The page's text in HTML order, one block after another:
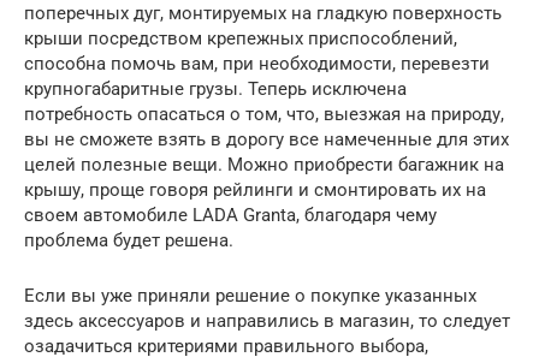
поперечных дуг, монтируемых на гладкую поверхность
крыши посредством крепежных приспособлений,
способна помочь вам, при необходимости, перевезти
крупногабаритные грузы. Теперь исключена
потребность опасаться о том, что, выезжая на природу,
вы не сможете взять в дорогу все намеченные для этих
целей полезные вещи. Можно приобрести багажник на
крышу, проще говоря рейлинги и смонтировать их на
своем автомобиле LADA Granta, благодаря чему
проблема будет решена.
Если вы уже приняли решение о покупке указанных
здесь аксессуаров и направились в магазин, то следует
озадачиться критериями правильного выбора,